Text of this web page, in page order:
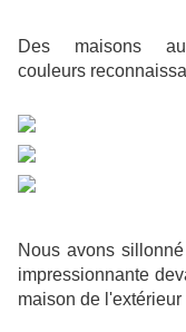
Des maisons
couleurs
Nous avons
impressionnante
maison de